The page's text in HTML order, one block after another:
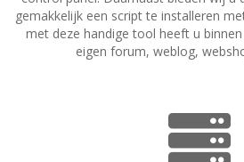
gemakkelijk een script te installeren
met deze handige tool heeft u
eigen forum, weblog,